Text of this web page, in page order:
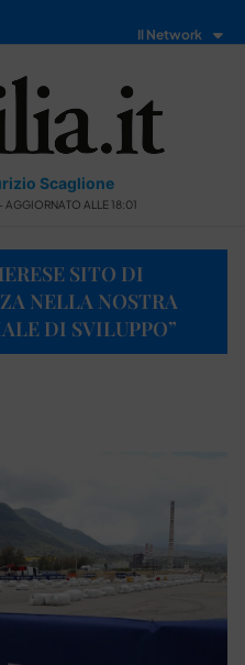
Il Network
Scaglione
ALLE 18:01
SITO DI
NELLA NOSTRA
DI SVILUPPO”